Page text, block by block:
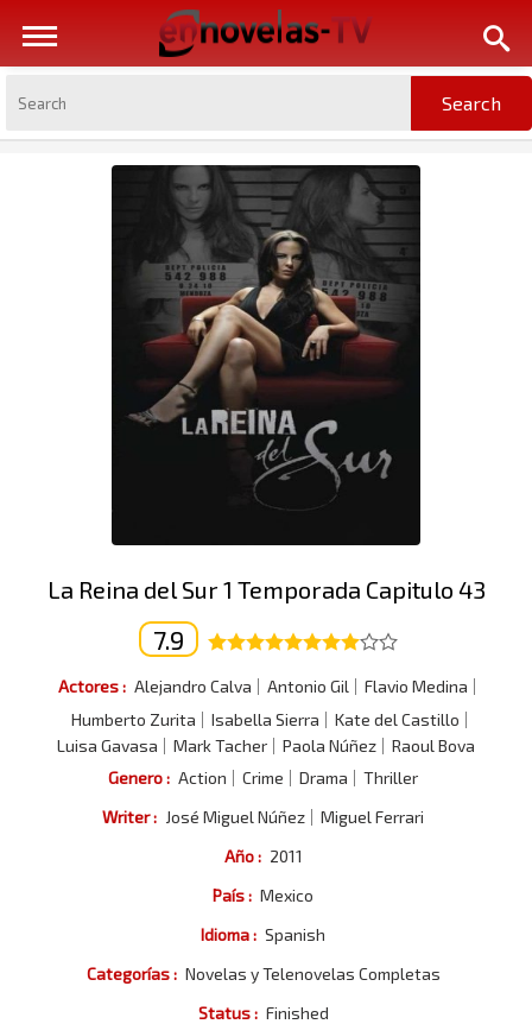
La Reina del Sur 1 Temporada Capitulo 43
7.9
Actores : Alejandro Calva Antonio Gil
Flavio Medina
Humberto Zurita
Isabella Sierra
Kate del Castillo
Luisa Gavasa
Mark Tacher Paola Núñez
Raoul Bova
Genero : Action Crime Drama
Thriller
Writer : José Miguel Núñez
Miguel Ferrari
Año : 2011
País : Mexico
Idioma : Spanish
Categorías : Novelas y Telenovelas Completas
Status : Finished